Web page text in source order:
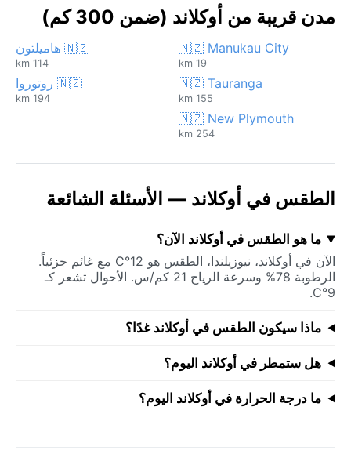
مدن قريبة من أوكلاند (ضمن 300 كم)
🇳🇿 Manukau City
19 km
🇳🇿 هاميلتون
114 km
🇳🇿 Tauranga
155 km
🇳🇿 روتوروا
194 km
🇳🇿 New Plymouth
254 km
الطقس في أوكلاند — الأسئلة الشائعة
ما هو الطقس في أوكلاند الآن؟
الآن في أوكلاند، نيوزيلندا، الطقس هو 12°C مع غائم جزئياً.
الرطوبة 78% وسرعة الرياح 21 كم/س. الأحوال تشعر كـ
9°C.
ماذا سيكون الطقس في أوكلاند غدًا؟
هل ستمطر في أوكلاند اليوم؟
ما درجة الحرارة في أوكلاند اليوم؟